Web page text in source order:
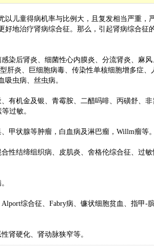
儿童得病机率与比例大，且复发相当严重，
好地治疗肾病综合征。那么，引起肾病综合征
后肾炎、细菌性心内膜炎、分流肾炎、麻风
肝炎、巨细胞病毒、传染性单核细胞增多症、
虫病、丝虫病。
机金及银、青霉胺、二醋吗啡、丙磺舒、非
过敏。
状腺等肿瘤，白血病及淋巴瘤，Willm瘤等。
结缔组织病、皮肌炎、舍格伦综合征、过敏
综合征、Fabry病、镰状细胞贫血、指甲-
硬化、肾动脉狭窄等。